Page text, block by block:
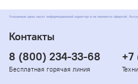
Указанные цены носят информационный характер и не являются офертой.
Контакты
8 (800) 234-33-68
Бесплатная горячая линия
+7